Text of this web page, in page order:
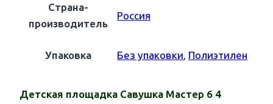
Страна-
производитель
Россия
Упаковка Без упаковки, Полиэтилен
Детская площадка Савушка Мастер 6 4